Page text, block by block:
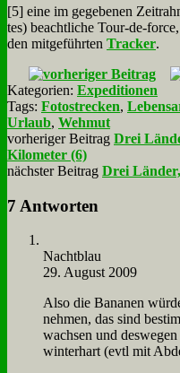
[5] ei­ne im ge­ge­be­nen
tes) be­acht­li­che Tour-de-
den mit­ge­führ­ten Tracker.
Kategorien: Expeditionen
Tags: Fotostrecken,
Urlaub, Wehmut
vorheriger Beitrag Drei
Kilometer (6)
nächster Beitrag Drei
7 Antworten
Nacht­blau
29. August 2009
Al­so die Ba­na­nen
neh­men, das sind
wach­sen und
win­ter­hart (evtl mit